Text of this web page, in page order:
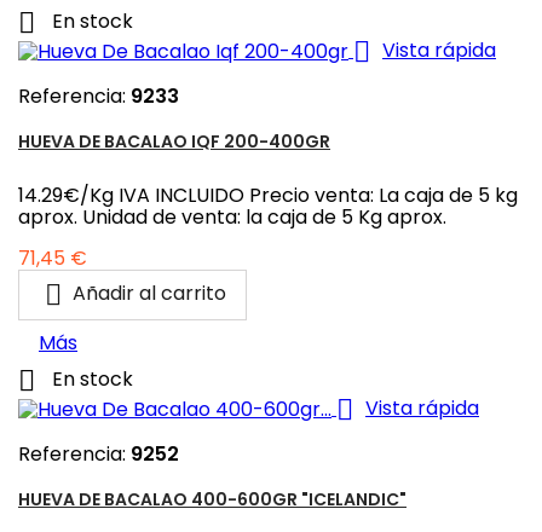
 En stock
 Vista rápida
Referencia: 9233
HUEVA DE BACALAO IQF 200-400GR
14.29€/Kg IVA INCLUIDO Precio venta: La caja de 5 kg
aprox. Unidad de venta: la caja de 5 Kg aprox.
Precio
71,45 €
 Añadir al carrito
Más
 En stock
 Vista rápida
Referencia: 9252
HUEVA DE BACALAO 400-600GR "ICELANDIC"